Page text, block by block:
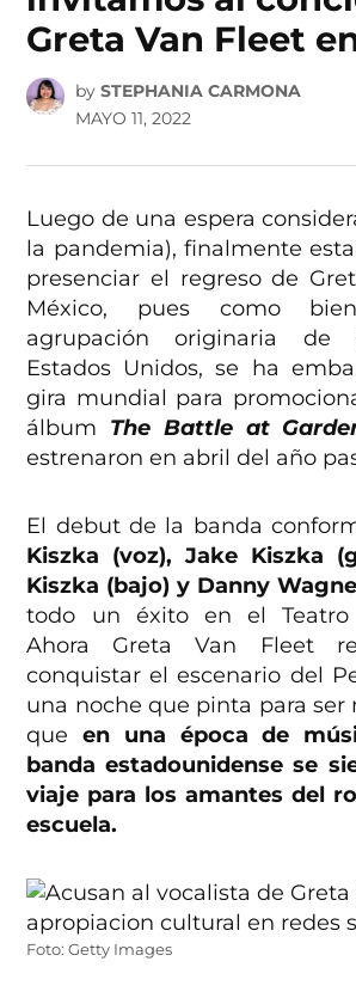
Greta Van Fleet
by STEPHANIA CARMONA
MAYO 11, 2022
Luego de una espera
la pandemia), finalmente
presenciar el regreso de
México, pues como
agrupación originaria de
Estados Unidos, se ha
gira mundial para
álbum The Battle at
estrenaron en abril del año
El debut de la banda
Kiszka (voz), Jake Kiszka
Kiszka (bajo) y Danny
todo un éxito en el Teatro
Ahora Greta Van Fleet
conquistar el escenario del
una noche que pinta para ser
queen una época de
banda estadounidense se
viaje para los amantes del
escuela.
Foto: Getty Images